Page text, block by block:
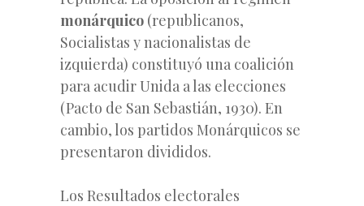
monárquico (republicanos,
Socialistas y nacionalistas de
izquierda) constituyó una coalición
para acudir Unida a las elecciones
(Pacto de San Sebastián, 1930). En
cambio, los partidos Monárquicos se
presentaron divididos.
Los Resultados electorales